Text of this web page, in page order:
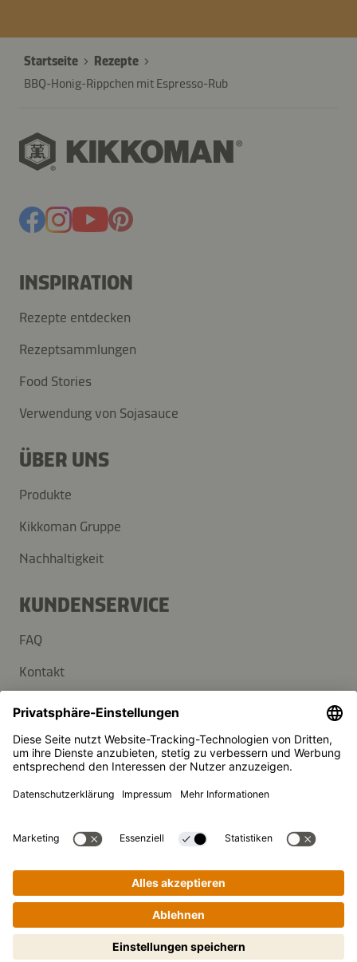
Schritt-für-Schritt-Kochen leicht
gemacht! Zum Starten antippen.
Startseite
Rezepte
BBQ-Honig-Rippchen mit Espresso-Rub
INSPIRATION
Rezepte entdecken
Rezeptsammlungen
Food Stories
Verwendung von Sojasauce
ÜBER UNS
Produkte
Kikkoman Gruppe
Nachhaltigkeit
KUNDENSERVICE
FAQ
Kontakt
Newsletter
Presse
Kikkoman ist ein eingetragenes Warenzeichen der Kikkoman
© Kikkoman Trading Europe GmbH 2023 – 2026
Theodorstraße 180, 40472 Düsseldorf, Germany
Privatsphäre-Einstellungen
Impressum
Datenschutzerklärung